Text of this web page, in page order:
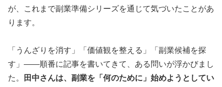
が、これまで副業準備シリーズを通じて気づいたことがあ
ります。
「うんざりを消す」「価値観を整える」「副業候補を探
す」——順番に記事を書いてきて、ある問いが浮かびまし
た。
田中さんは、副業を「何のために」始めようとしてい